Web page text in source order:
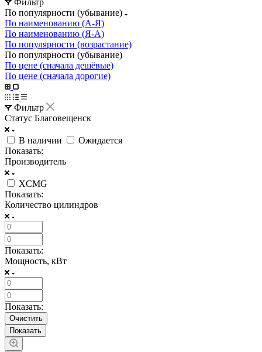
По популярности (убывание)
По наименованию (А-Я)
По наименованию (Я-А)
По популярности (возрастание)
По популярности (убывание)
По цене (сначала дешёвые)
По цене (сначала дорогие)
Фильтр
Статус Благовещенск
В наличии
Ожидается
Показать:
Производитель
XCMG
Показать:
Количество цилиндров
Показать:
Мощность, кВт
Показать:
Очистить